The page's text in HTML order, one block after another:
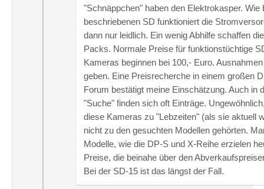
"Schnäppchen" haben den Elektrokasper. Wie
beschriebenen SD funktioniert die
dann nur leidlich. Ein wenig Abhilfe schaffen
Packs. Normale Preise für funktionstüchtige
Kameras beginnen bei 100,- Euro.
geben. Eine Preisrecherche in einem großen
Forum bestätigt meine Einschätzung. Auch in
"Suche" finden sich oft Einträge.
diese Kameras zu "Lebzeiten" (als sie aktuell
nicht zu den gesuchten Modellen gehörten.
Modelle, wie die DP-S und X-Reihe erzielen
Preise, die beinahe über den
Bei der SD-15 ist das längst der Fall.